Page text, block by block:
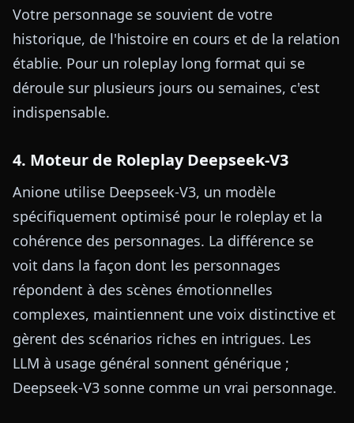
Votre personnage se souvient de votre
historique, de l'histoire en cours et de la relation
établie. Pour un roleplay long format qui se
déroule sur plusieurs jours ou semaines, c'est
indispensable.
4. Moteur de Roleplay Deepseek-V3
Anione utilise Deepseek-V3, un modèle
spécifiquement optimisé pour le roleplay et la
cohérence des personnages. La différence se
voit dans la façon dont les personnages
répondent à des scènes émotionnelles
complexes, maintiennent une voix distinctive et
gèrent des scénarios riches en intrigues. Les
LLM à usage général sonnent générique ;
Deepseek-V3 sonne comme un vrai personnage.